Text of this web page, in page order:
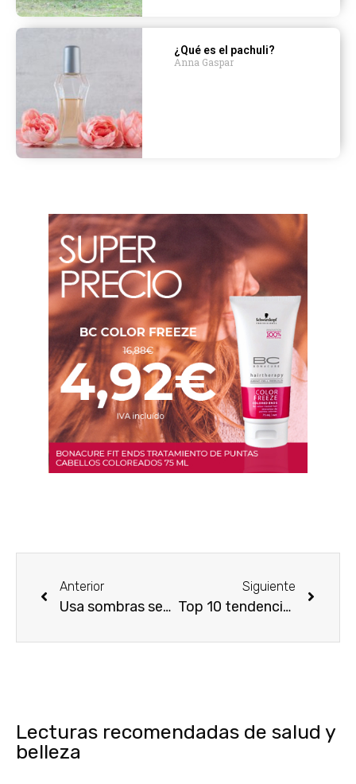
¿Qué es el pachuli?
Anna Gaspar
Anterior
Usa sombras según tu piel y forma de ojos
Siguiente
Top 10 tendencias 2019/2020 en maquillaje
Lecturas recomendadas de salud y
belleza